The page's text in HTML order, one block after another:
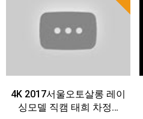
4K 2017서울오토살롱 레이
싱모델 직캠 태희 차정…